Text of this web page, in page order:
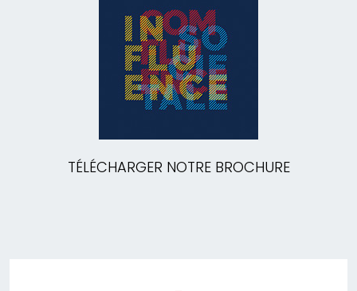
TÉLÉCHARGER NOTRE BROCHURE